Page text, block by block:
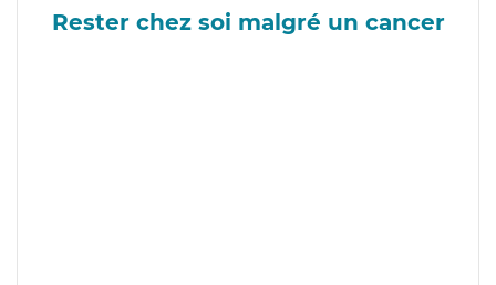
Rester chez soi malgré un cancer